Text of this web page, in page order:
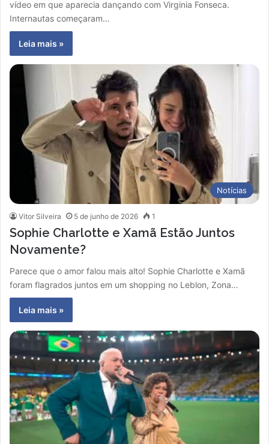
vídeo em que aparecia dançando com Virginia Fonseca.
Internautas começaram…
Leia mais »
Notícias
Vitor Silveira 5 de junho de 2026 1
Sophie Charlotte e Xamã Estão Juntos
Novamente?
Parece que o amor falou mais alto! Sophie Charlotte e Xamã
foram flagrados juntos em um shopping no Leblon, Zona…
Leia mais »